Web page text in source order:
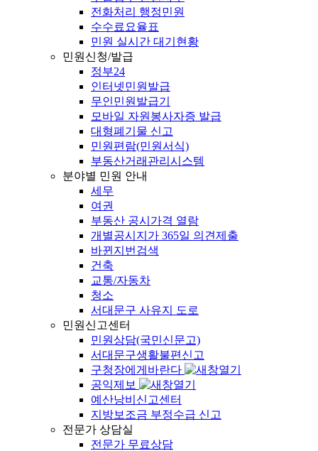
전화처리 행정민원
수수료요율표
민원 실시간 대기현황
민원신청/발급
정부24
인터넷민원발급
무인민원발급기
모바일 자원봉사자증 발급
대형폐기물 신고
민원편람(민원서식)
부동산거래관리시스템
분야별 민원 안내
세무
여권
부동산 공시가격 열람
개별공시지가 365일 의견제출
바뀐지번검색
건축
교통/자동차
청소
서대문구 사유지 도로
민원신고센터
민원상담(국민신문고)
서대문구생활불편신고
구청장에게바란다
공익제보
예산낭비신고센터
지방보조금 부정수급 신고
전문가 상담실
전문가 무료상담